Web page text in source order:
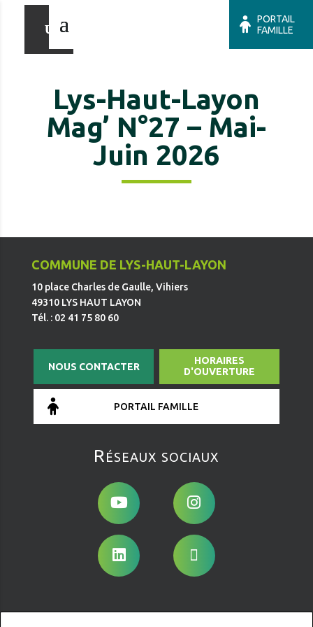
PORTAIL
FAMILLE
Lys-Haut-Layon
Mag’ N°27 – Mai-
Juin 2026
COMMUNE DE LYS-HAUT-LAYON
10 place Charles de Gaulle, Vihiers
49310 LYS HAUT LAYON
Tél. : 02 41 75 80 60
NOUS CONTACTER
HORAIRES
D'OUVERTURE
PORTAIL FAMILLE
Réseaux sociaux